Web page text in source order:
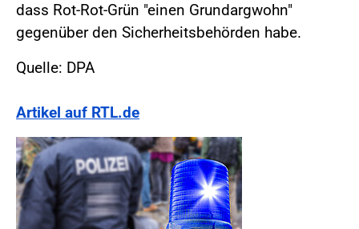
dass Rot-Rot-Grün "einen Grundargwohn"
gegenüber den Sicherheitsbehörden habe.
Quelle: DPA
Artikel auf RTL.de